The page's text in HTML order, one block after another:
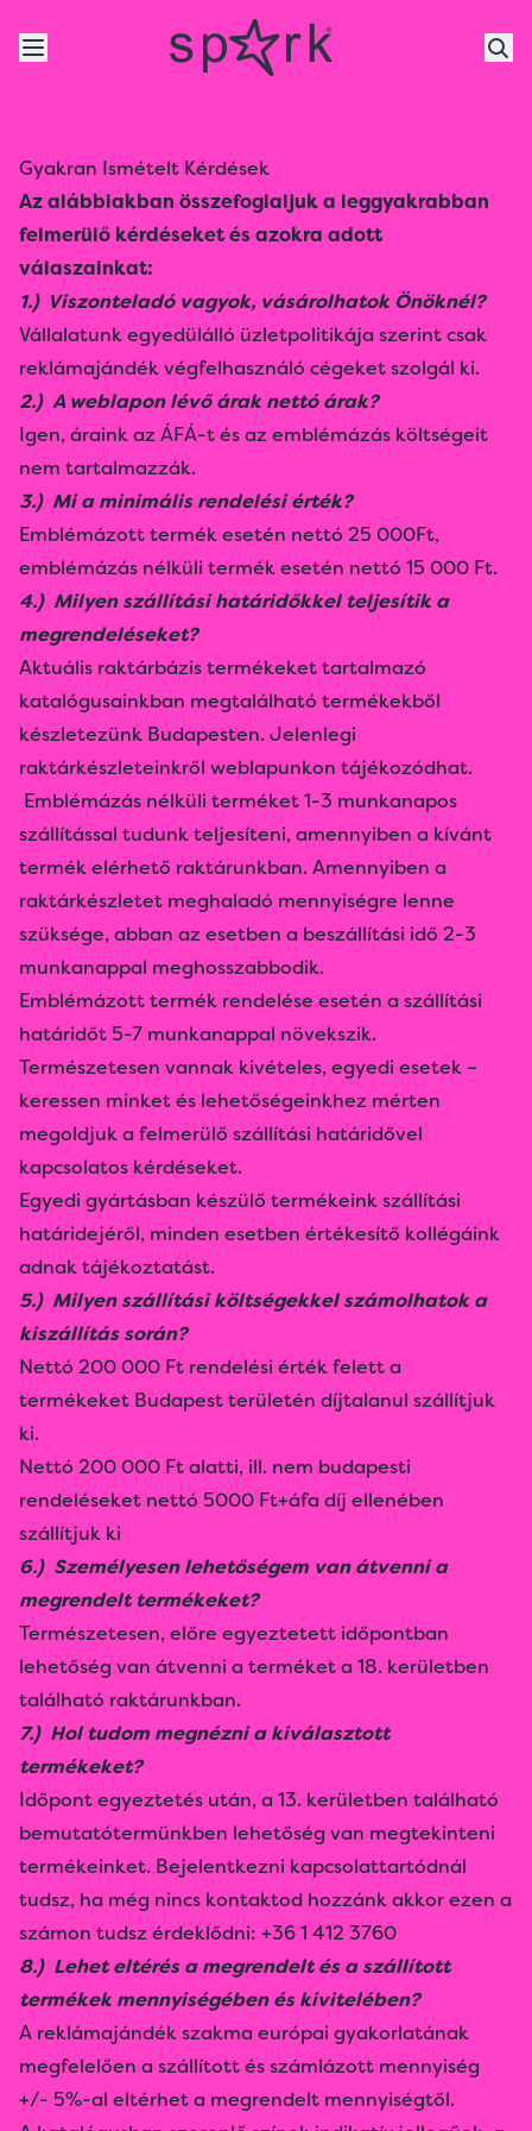
Gyakran Ismételt Kérdések
Az alábbiakban összefoglaljuk a leggyakrabban
felmerülő kérdéseket és azokra adott
válaszainkat:
1.) Viszonteladó vagyok, vásárolhatok Önöknél?
Vállalatunk egyedülálló üzletpolitikája szerint csak
reklámajándék végfelhasználó cégeket szolgál ki.
2.) A weblapon lévő árak nettó árak?
Igen, áraink az ÁFÁ-t és az emblémázás költségeit
nem tartalmazzák.
3.) Mi a minimális rendelési érték?
Emblémázott termék esetén nettó 25 000Ft,
emblémázás nélküli termék esetén nettó 15 000 Ft.
4.) Milyen szállítási határidőkkel teljesítik a
megrendeléseket?
Aktuális raktárbázis termékeket tartalmazó
katalógusainkban megtalálható termékekből
készletezünk Budapesten. Jelenlegi
raktárkészleteinkről weblapunkon tájékozódhat.
Emblémázás nélküli terméket 1-3 munkanapos
szállítással tudunk teljesíteni, amennyiben a kívánt
termék elérhető raktárunkban. Amennyiben a
raktárkészletet meghaladó mennyiségre lenne
szüksége, abban az esetben a beszállítási idő 2-3
munkanappal meghosszabbodik.
Emblémázott termék rendelése esetén a szállítási
határidőt 5-7 munkanappal növekszik.
Természetesen vannak kivételes, egyedi esetek –
keressen minket és lehetőségeinkhez mérten
megoldjuk a felmerülő szállítási határidővel
kapcsolatos kérdéseket.
Egyedi gyártásban készülő termékeink szállítási
határidejéről, minden esetben értékesítő kollégáink
adnak tájékoztatást.
5.) Milyen szállítási költségekkel számolhatok a
kiszállítás során?
Nettó 200 000 Ft rendelési érték felett a
termékeket Budapest területén díjtalanul szállítjuk
ki.
Nettó 200 000 Ft alatti, ill. nem budapesti
rendeléseket nettó 5000 Ft+áfa díj ellenében
szállítjuk ki
6.) Személyesen lehetőségem van átvenni a
megrendelt termékeket?
Természetesen, előre egyeztetett időpontban
lehetőség van átvenni a terméket a 18. kerületben
található raktárunkban.
7.) Hol tudom megnézni a kiválasztott
termékeket?
Időpont egyeztetés után, a 13. kerületben található
bemutatótermünkben lehetőség van megtekinteni
termékeinket. Bejelentkezni kapcsolattartódnál
tudsz, ha még nincs kontaktod hozzánk akkor ezen a
számon tudsz érdeklődni: +36 1 412 3760
8.) Lehet eltérés a megrendelt és a szállított
termékek mennyiségében és kivitelében?
A reklámajándék szakma európai gyakorlatának
megfelelően a szállított és számlázott mennyiség
+/- 5%-al eltérhet a megrendelt mennyiségtől.